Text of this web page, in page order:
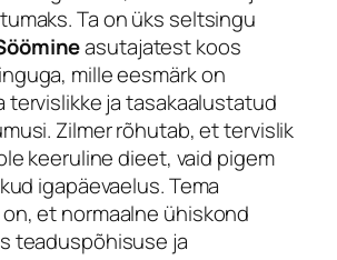
Ta on üks seltsingu
asutajatest koos
mille eesmärk on
tervislikke ja tasakaalustatud
Zilmer rõhutab, et tervislik
keeruline dieet, vaid pigem
igapäevaelus. Tema
et normaalne ühiskond
teaduspõhisuse ja